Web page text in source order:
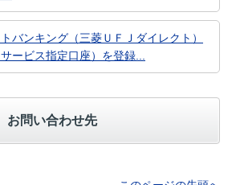
バンキング（三菱ＵＦＪダイレクト）
ービス指定口座）を登録...
お問い合わせ先